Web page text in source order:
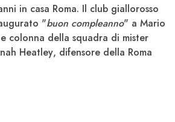
in casa Roma. Il club giallorosso
"buon compleanno" a Mario
colonna della squadra di mister
Heatley, difensore della Roma